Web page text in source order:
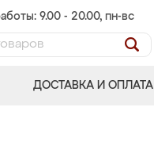
9.00 - 20.00, пн-вс
ДОСТАВКА И ОПЛАТА